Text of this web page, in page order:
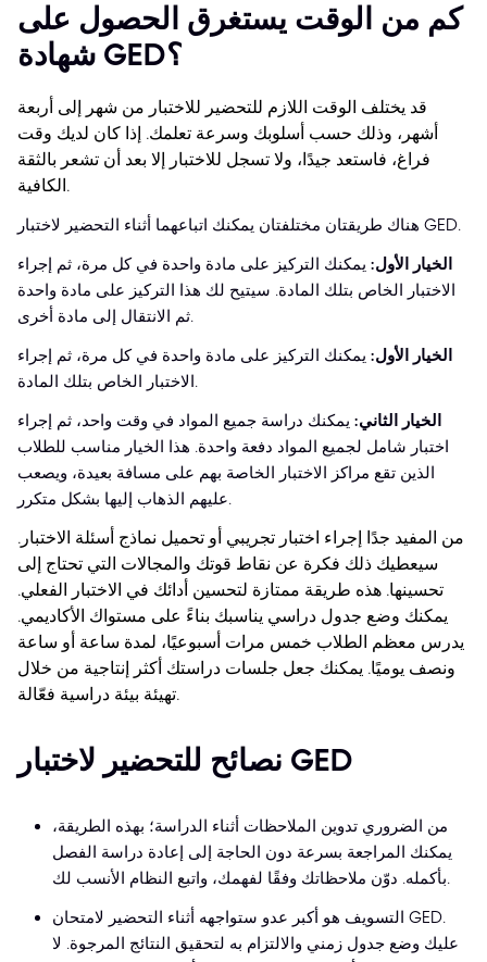
كم من الوقت يستغرق الحصول على
شهادة GED؟
قد يختلف الوقت اللازم للتحضير للاختبار من شهر إلى أربعة
أشهر، وذلك حسب أسلوبك وسرعة تعلمك. إذا كان لديك وقت
فراغ، فاستعد جيدًا، ولا تسجل للاختبار إلا بعد أن تشعر بالثقة
الكافية.
هناك طريقتان مختلفتان يمكنك اتباعهما أثناء التحضير لاختبار GED.
الخيار الأول: يمكنك التركيز على مادة واحدة في كل مرة، ثم إجراء
الاختبار الخاص بتلك المادة. سيتيح لك هذا التركيز على مادة واحدة
ثم الانتقال إلى مادة أخرى.
الخيار الأول: يمكنك التركيز على مادة واحدة في كل مرة، ثم إجراء
الاختبار الخاص بتلك المادة.
الخيار الثاني: يمكنك دراسة جميع المواد في وقت واحد، ثم إجراء
اختبار شامل لجميع المواد دفعة واحدة. هذا الخيار مناسب للطلاب
الذين تقع مراكز الاختبار الخاصة بهم على مسافة بعيدة، ويصعب
عليهم الذهاب إليها بشكل متكرر.
من المفيد جدًا إجراء اختبار تجريبي أو تحميل نماذج أسئلة الاختبار.
سيعطيك ذلك فكرة عن نقاط قوتك والمجالات التي تحتاج إلى
تحسينها. هذه طريقة ممتازة لتحسين أدائك في الاختبار الفعلي.
يمكنك وضع جدول دراسي يناسبك بناءً على مستواك الأكاديمي.
يدرس معظم الطلاب خمس مرات أسبوعيًا، لمدة ساعة أو ساعة
ونصف يوميًا. يمكنك جعل جلسات دراستك أكثر إنتاجية من خلال
تهيئة بيئة دراسية فعّالة.
نصائح للتحضير لاختبار GED
من الضروري تدوين الملاحظات أثناء الدراسة؛ بهذه الطريقة،
يمكنك المراجعة بسرعة دون الحاجة إلى إعادة دراسة الفصل
بأكمله. دوّن ملاحظاتك وفقًا لفهمك، واتبع النظام الأنسب لك.
التسويف هو أكبر عدو ستواجهه أثناء التحضير لامتحان GED.
عليك وضع جدول زمني والالتزام به لتحقيق النتائج المرجوة. لا